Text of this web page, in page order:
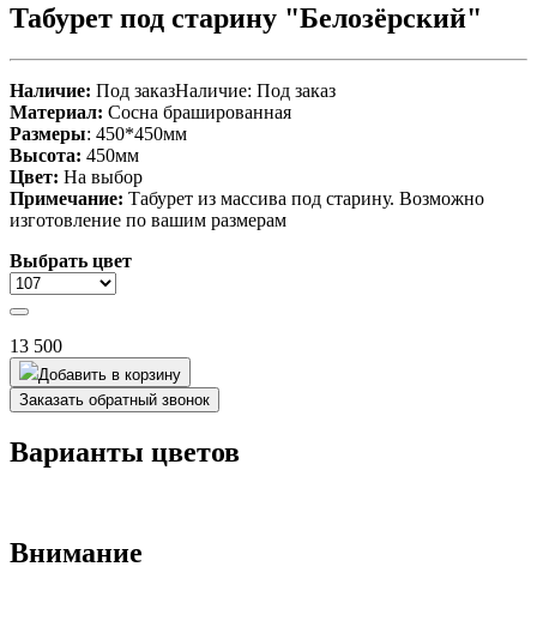
Табурет под старину "Белозёрский"
Наличие: Под заказНаличие: Под заказ
Материал: Сосна брашированная
Размеры: 450*450мм
Высота: 450мм
Цвет: На выбор
Примечание: Табурет из массива под старину. Возможно
изготовление по вашим размерам
Выбрать цвет
13 500
Добавить в корзину
Заказать обратный звонок
Варианты цветов
Внимание